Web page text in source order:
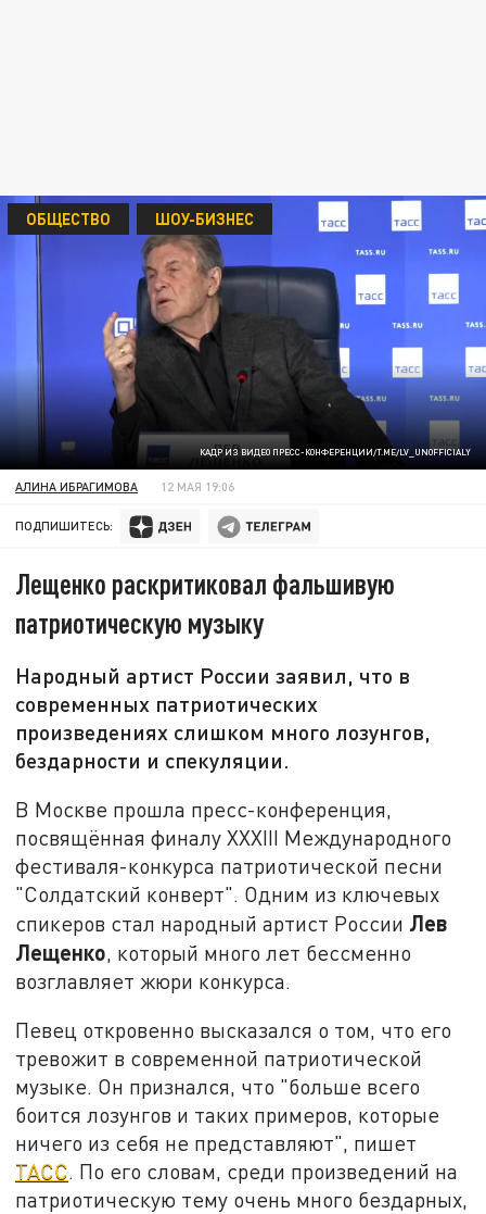
КАДР ИЗ ВИДЕО ПРЕСС-КОНФЕРЕНЦИИ/T.ME/LV_UNOFFICIALY
ОБЩЕСТВО ШОУ-БИЗНЕС
АЛИНА ИБРАГИМОВА 12 МАЯ 19:06
ПОДПИШИТЕСЬ:
Лещенко раскритиковал фальшивую
патриотическую музыку
Народный артист России заявил, что в
современных патриотических
произведениях слишком много лозунгов,
бездарности и спекуляции.
В Москве прошла пресс-конференция,
посвящённая финалу XXXIII Международного
фестиваля-конкурса патриотической песни
"Солдатский конверт". Одним из ключевых
спикеров стал народный артист России Лев
Лещенко, который много лет бессменно
возглавляет жюри конкурса.
Певец откровенно высказался о том, что его
тревожит в современной патриотической
музыке. Он признался, что "больше всего
боится лозунгов и таких примеров, которые
ничего из себя не представляют", пишет
ТАСС. По его словам, среди произведений на
патриотическую тему очень много бездарных,